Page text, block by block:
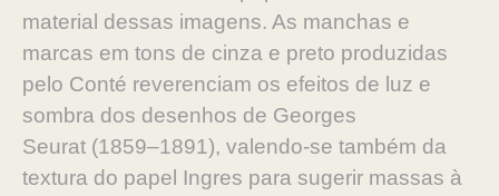
material dessas imagens. As manchas e
marcas em tons de cinza e preto produzidas
pelo Conté reverenciam os efeitos de luz e
sombra dos desenhos de Georges
Seurat (1859–1891), valendo-se também da
textura do papel Ingres para sugerir massas à